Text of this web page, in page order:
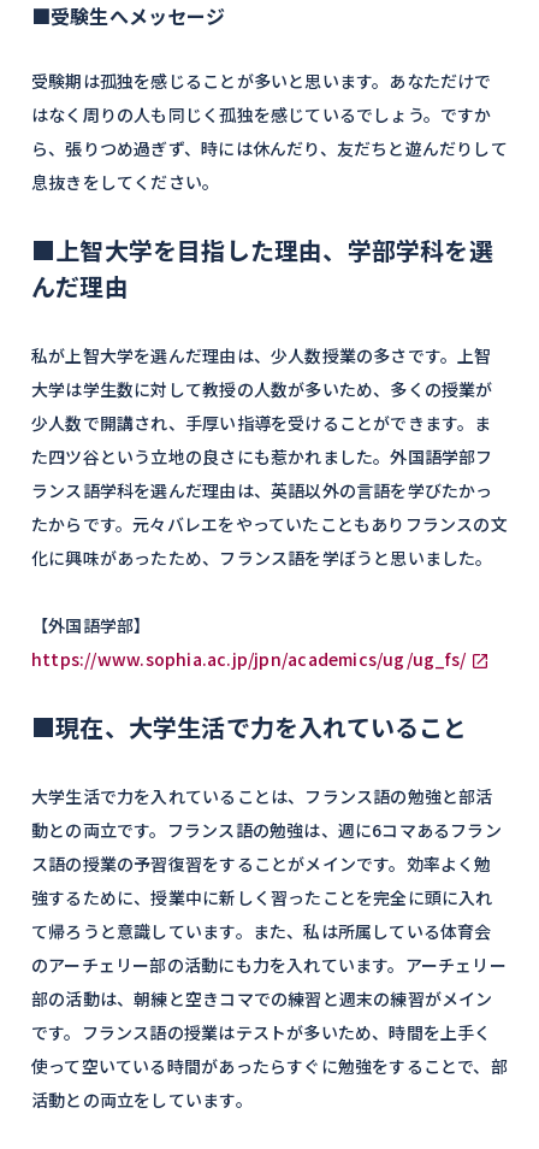
■受験生へメッセージ
受験期は孤独を感じることが多いと思います。あなただけで
はなく周りの人も同じく孤独を感じているでしょう。ですか
ら、張りつめ過ぎず、時には休んだり、友だちと遊んだりして
息抜きをしてください。
■上智大学を目指した理由、学部学科を選
んだ理由
私が上智大学を選んだ理由は、少人数授業の多さです。上智
大学は学生数に対して教授の人数が多いため、多くの授業が
少人数で開講され、手厚い指導を受けることができます。ま
た四ツ谷という立地の良さにも惹かれました。外国語学部フ
ランス語学科を選んだ理由は、英語以外の言語を学びたかっ
たからです。元々バレエをやっていたこともありフランスの文
化に興味があったため、フランス語を学ぼうと思いました。
【外国語学部】
https://www.sophia.ac.jp/jpn/academics/ug/ug_fs/
■現在、大学生活で力を入れていること
大学生活で力を入れていることは、フランス語の勉強と部活
動との両立です。フランス語の勉強は、週に6コマあるフラン
ス語の授業の予習復習をすることがメインです。効率よく勉
強するために、授業中に新しく習ったことを完全に頭に入れ
て帰ろうと意識しています。また、私は所属している体育会
のアーチェリー部の活動にも力を入れています。アーチェリー
部の活動は、朝練と空きコマでの練習と週末の練習がメイン
です。フランス語の授業はテストが多いため、時間を上手く
使って空いている時間があったらすぐに勉強をすることで、部
活動との両立をしています。